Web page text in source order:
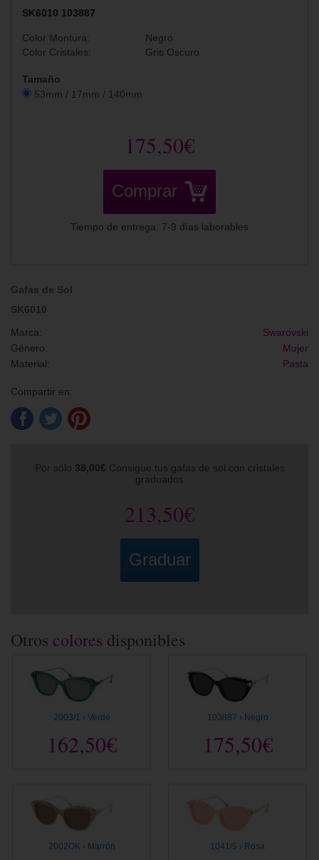
SK6010 103887
Color Montura:
Negro
Color Cristales:
Gris Oscuro
Tamaño
53mm / 17mm / 140mm
175,50€
Comprar
Tiempo de entrega: 7-9 días laborables
Gafas de Sol
SK6010
Marca:
Swarovski
Género:
Mujer
Material:
Pasta
Compartir en:
Por sólo 38,00€ Consigue tus gafas de sol con cristales
graduados
213,50€
Graduar
Otros colores disponibles
2003/1 › Verde
162,50€
103887 › Negro
175,50€
2002OK › Marrón 1041/5 › Rosa